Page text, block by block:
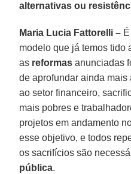
alternativas ou
Maria Lucia Fattorelli –
modelo que já temos tido
as reformas anunciadas
de aprofundar ainda
ao setor financeiro,
mais pobres e
projetos em andamento
esse objetivo, e todos
os sacrifícios são
pública.